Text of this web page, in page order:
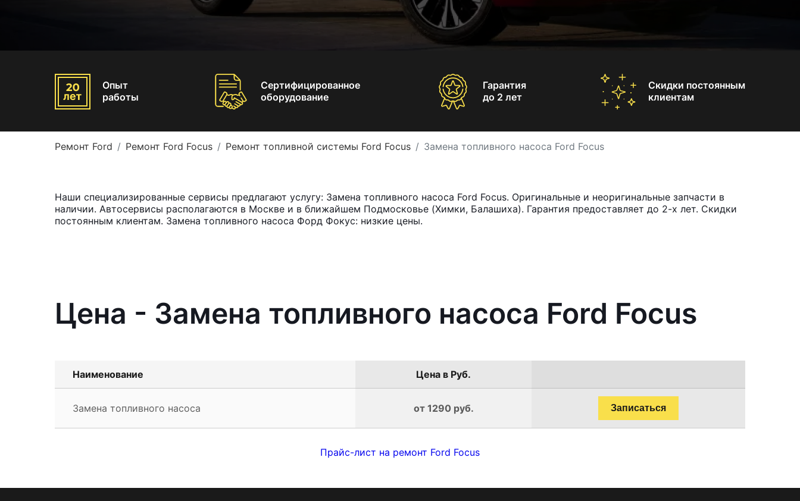
Опыт
работы
Сертифицированное
оборудование
Гарантия
до 2 лет
Скидки постоянным
клиентам
Ремонт Ford Ремонт Ford Focus Ремонт топливной системы Ford Focus Замена топливного насоса Ford Focus
Наши специализированные сервисы предлагают услугу: Замена топливного насоса Ford Focus. Оригинальные и неоригинальные запчасти в
наличии. Автосервисы располагаются в Москве и в ближайшем Подмосковье (Химки, Балашиха). Гарантия предоставляет до 2-х лет. Скидки
постоянным клиентам. Замена топливного насоса Форд Фокус: низкие цены.
Цена - Замена топливного насоса Ford Focus
Наименование Цена в Руб.
Замена топливного насоса от 1290 руб. Записаться
Прайс-лист на ремонт Ford Focus